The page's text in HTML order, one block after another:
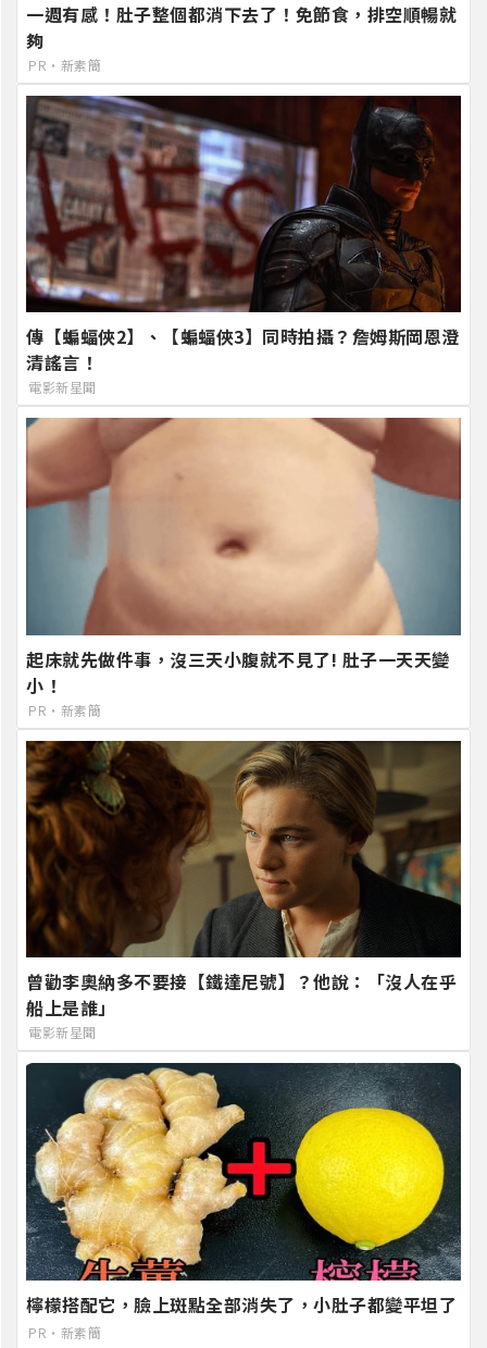
一週有感！肚子整個都消下去了！免節食，排空順暢就
夠
PR・新素簡
傳【蝙蝠俠2】、【蝙蝠俠3】同時拍攝？詹姆斯岡恩澄
清謠言！
電影新星聞
起床就先做件事，沒三天小腹就不見了! 肚子一天天變
小！
PR・新素簡
曾勸李奧納多不要接【鐵達尼號】？他說：「沒人在乎
船上是誰」
電影新星聞
檸檬搭配它，臉上斑點全部消失了，小肚子都變平坦了
PR・新素簡